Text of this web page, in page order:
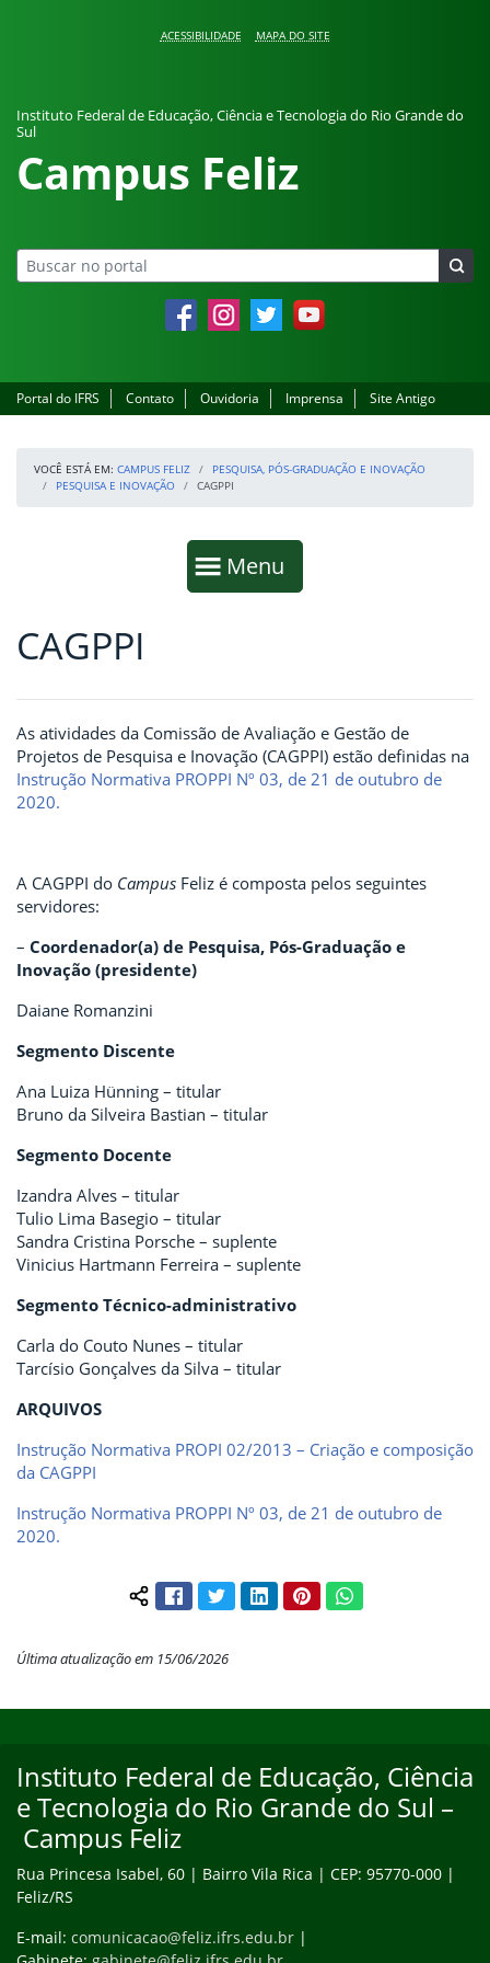
ACESSIBILIDADE MAPA DO SITE
Instituto Federal de Educação, Ciência e Tecnologia do Rio Grande do
Sul
Campus Feliz
FacebookInstagramTwitter YouTube
Portal do IFRS Contato Ouvidoria Imprensa Site Antigo
VOCÊ ESTÁ EM: CAMPUS FELIZ
PESQUISA, PÓS-GRADUAÇÃO E INOVAÇÃO
PESQUISA E INOVAÇÃO
CAGPPI
Mostrar
Menu
Fim da navegação
Início do conteúdo
CAGPPI
As atividades da Comissão de Avaliação e Gestão de
Projetos de Pesquisa e Inovação (CAGPPI) estão definidas na
Instrução Normativa PROPPI Nº 03, de 21 de outubro de
2020.
A CAGPPI do Campus Feliz é composta pelos seguintes
servidores:
– Coordenador(a) de Pesquisa, Pós-Graduação e
Inovação (presidente)
Daiane Romanzini
Segmento Discente
Ana Luiza Hünning – titular
Bruno da Silveira Bastian – titular
Segmento Docente
Izandra Alves – titular
Tulio Lima Basegio – titular
Sandra Cristina Porsche – suplente
Vinicius Hartmann Ferreira – suplente
Segmento Técnico-administrativo
Carla do Couto Nunes – titular
Tarcísio Gonçalves da Silva – titular
ARQUIVOS
Instrução Normativa PROPI 02/2013 – Criação e composição
da CAGPPI
Instrução Normativa PROPPI Nº 03, de 21 de outubro de
2020.
Compartilhar conteúdo:
FacebookTwitterLinkedInPinterestWhatsApp
Última atualização em 15/06/2026
Instituto Federal de Educação, Ciência
e Tecnologia do Rio Grande do Sul –
Campus Feliz
Rua Princesa Isabel, 60 | Bairro Vila Rica | CEP: 95770-000 |
Feliz/RS
E-mail: comunicacao@feliz.ifrs.edu.br |